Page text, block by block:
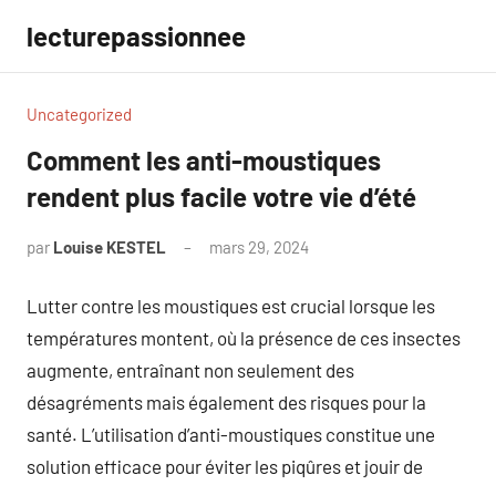
contenu
lecturepassionnee
Uncategorized
Comment les anti-moustiques
rendent plus facile votre vie d’été
par Louise KESTEL mars 29, 2024
Lutter contre les moustiques est crucial lorsque les
températures montent, où la présence de ces insectes
augmente, entraînant non seulement des
désagréments mais également des risques pour la
santé. L’utilisation d’anti-moustiques constitue une
solution efficace pour éviter les piqûres et jouir de